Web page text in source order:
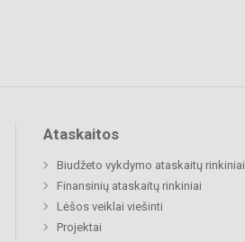
Ataskaitos
Biudžeto vykdymo ataskaitų rinkiniai
Finansinių ataskaitų rinkiniai
Lėšos veiklai viešinti
Projektai